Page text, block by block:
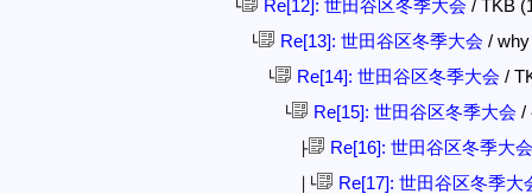
└ Re[12]: 世田谷区冬季大会 / TKB
└ Re[13]: 世田谷区冬季大会 /
└ Re[14]: 世田谷区冬季大会 /
└ Re[15]: 世田谷区冬季大会 /
├ Re[16]: 世田谷区冬季大会
│└ Re[17]: 世田谷区冬季大